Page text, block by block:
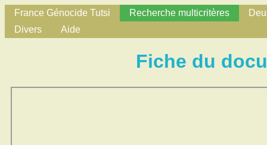
France Génocide Tutsi Recherche multicritères
Divers
Aide
Fiche du